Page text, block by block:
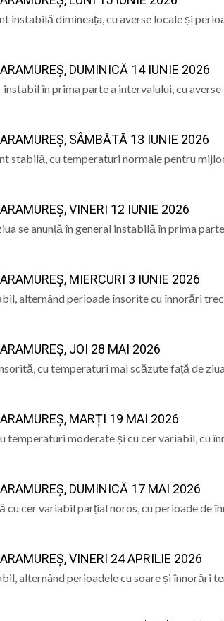
6 august 1943, s-a născut Dan
Furtuna a lovit Maramureșul
Urmează o duminică plină de
Caravana Cloud Regional
instabilă dimineața, cu averse locale și
DUMINICĂ 14 IUNIE 2026
instabil în prima parte a intervalului, cu averse
SÂMBĂTĂ 13 IUNIE 2026
stabilă, cu temperaturi normale pentru
VINERI 12 IUNIE 2026
se anunță în general instabilă în prima
MIERCURI 3 IUNIE 2026
alternând perioade însorite cu înnorări
JOI 28 MAI 2026
cu temperaturi mai scăzute față de
MARȚI 19 MAI 2026
temperaturi moderate și cu cer variabil, cu
DUMINICĂ 17 MAI 2026
cu cer variabil parțial noros, cu perioade de
VINERI 24 APRILIE 2026
alternând perioadele cu soare și înnorări